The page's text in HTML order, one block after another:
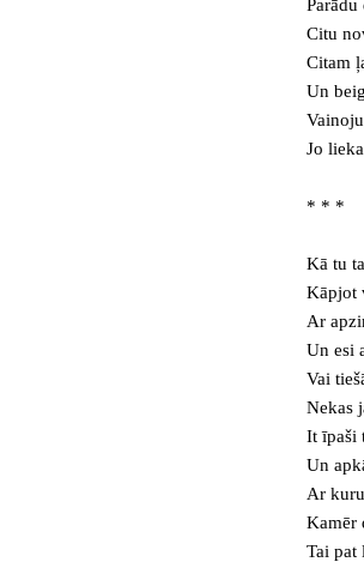
Citu
Citam
Un
Jo
* * *
Kā tu
Kāpjot
Ar
Un esi
Vai
Nekas
It īpaši
Un
Ar
Kamēr
Tai pat